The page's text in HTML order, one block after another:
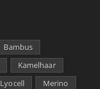
Bambus
Kamelhaar
Lyocell
Merino